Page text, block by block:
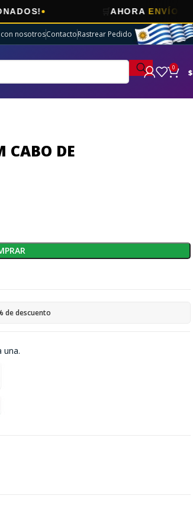
ENVÍOS GRATIS
nosotrosContactoRastrear Pedido
0 $
CABO DE
una.
de descuento